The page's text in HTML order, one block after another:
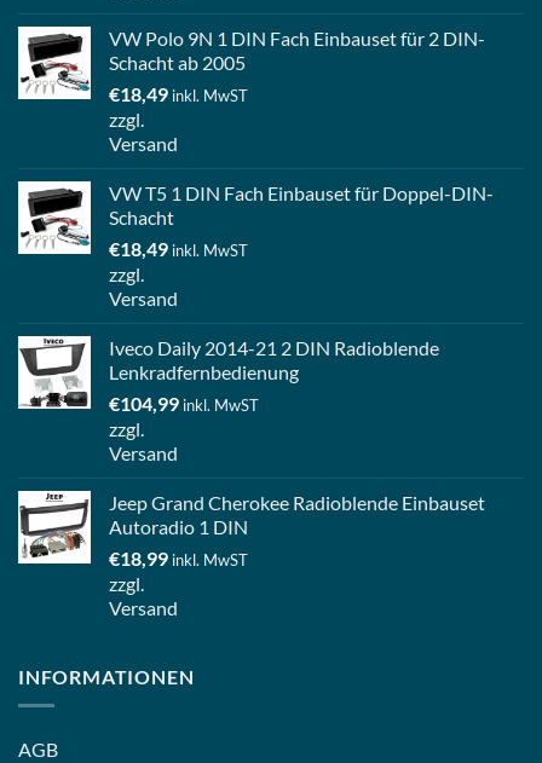
VW Polo 9N 1 DIN Fach Einbauset für 2 DIN-
Schacht ab 2005
€18,49 inkl. MwST
zzgl.
Versand
VW T5 1 DIN Fach Einbauset für Doppel-DIN-
Schacht
€18,49 inkl. MwST
zzgl.
Versand
Iveco Daily 2014-21 2 DIN Radioblende
Lenkradfernbedienung
€104,99 inkl. MwST
zzgl.
Versand
Jeep Grand Cherokee Radioblende Einbauset
Autoradio 1 DIN
€18,99 inkl. MwST
zzgl.
Versand
INFORMATIONEN
AGB